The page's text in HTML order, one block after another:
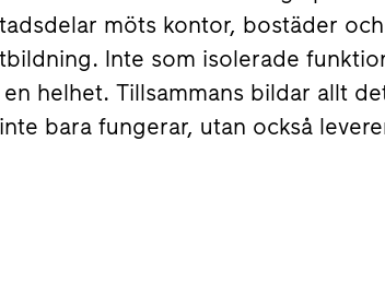
möts kontor, bostäder
Inte som isolerade
helhet. Tillsammans bildar allt
bara fungerar, utan också